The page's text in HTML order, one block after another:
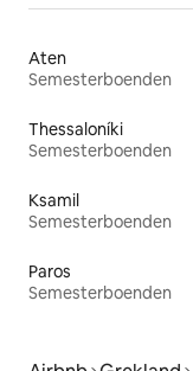
Aten
Semesterboenden
Thessaloníki
Semesterboenden
Ksamil
Semesterboenden
Paros
Semesterboenden